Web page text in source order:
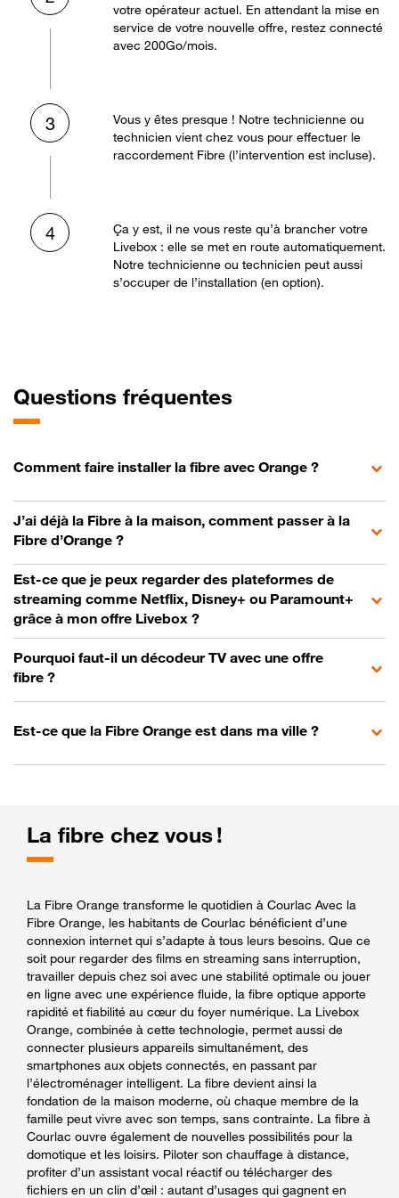
votre opérateur actuel. En attendant la mise en
service de votre nouvelle offre, restez connecté
avec 200Go/mois.
3
Vous y êtes presque ! Notre technicienne ou
technicien vient chez vous pour effectuer le
raccordement Fibre (l’intervention est incluse).
4
Ça y est, il ne vous reste qu’à brancher votre
Livebox : elle se met en route automatiquement.
Notre technicienne ou technicien peut aussi
s’occuper de l’installation (en option).
Questions fréquentes
Comment faire installer la fibre avec Orange ?
J’ai déjà la Fibre à la maison, comment passer à la
Fibre d’Orange ?
Est-ce que je peux regarder des plateformes de
streaming comme Netflix, Disney+ ou Paramount+
grâce à mon offre Livebox ?
Pourquoi faut-il un décodeur TV avec une offre
fibre ?
Est-ce que la Fibre Orange est dans ma ville ?
La fibre chez vous !
La Fibre Orange transforme le quotidien à Courlac Avec la
Fibre Orange, les habitants de Courlac bénéficient d’une
connexion internet qui s’adapte à tous leurs besoins. Que ce
soit pour regarder des films en streaming sans interruption,
travailler depuis chez soi avec une stabilité optimale ou jouer
en ligne avec une expérience fluide, la fibre optique apporte
rapidité et fiabilité au cœur du foyer numérique. La Livebox
Orange, combinée à cette technologie, permet aussi de
connecter plusieurs appareils simultanément, des
smartphones aux objets connectés, en passant par
l’électroménager intelligent. La fibre devient ainsi la
fondation de la maison moderne, où chaque membre de la
famille peut vivre avec son temps, sans contrainte. La fibre à
Courlac ouvre également de nouvelles possibilités pour la
domotique et les loisirs. Piloter son chauffage à distance,
profiter d’un assistant vocal réactif ou télécharger des
fichiers en un clin d’œil : autant d’usages qui gagnent en